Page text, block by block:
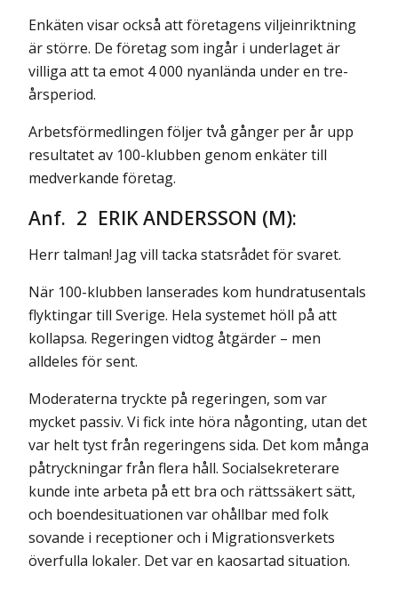
Enkäten visar också att företagens viljeinriktning
är större. De företag som ingår i underlaget är
villiga att ta emot 4 000 nyanlända under en tre­
årsperiod.
Arbetsförmedlingen följer två gånger per år upp
resultatet av 100-klubben genom enkäter till
medverkande företag.
Anf. 2 ERIK ANDERSSON (M):
Herr talman! Jag vill tacka statsrådet för svaret.
När 100-klubben lanserades kom hundratusentals
flyktingar till Sverige. Hela systemet höll på att
kollapsa. Regeringen vidtog åtgärder – men
alldeles för sent.
Moderaterna tryckte på regeringen, som var
mycket passiv. Vi fick inte höra någonting, utan det
var helt tyst från regeringens sida. Det kom många
påtryckningar från flera håll. Socialsekreterare
kunde inte arbeta på ett bra och rättssäkert sätt,
och boendesituationen var ohållbar med folk
sovande i receptioner och i Migrationsverkets
överfulla lokaler. Det var en kaosartad situation.